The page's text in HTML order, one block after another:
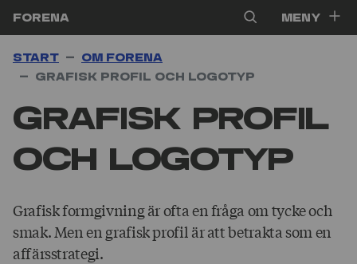
Forena Meny
Start
Om Forena
Grafisk profil och logo­­typ
Grafisk profil
och logo­­typ
Grafisk formgivning är ofta en fråga om tycke och
smak. Men en grafisk profil är att betrakta som en
affärsstrategi.